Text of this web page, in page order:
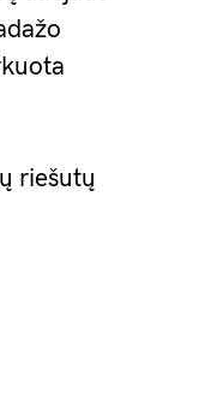
riešutų